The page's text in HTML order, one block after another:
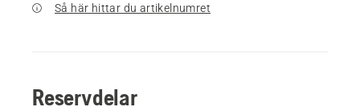
Så här hittar du artikelnumret
Reservdelar